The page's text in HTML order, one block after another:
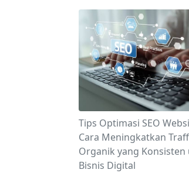
Tips Optimasi SEO
Cara Meningkatkan
Organik yang Konsisten
Bisnis Digital